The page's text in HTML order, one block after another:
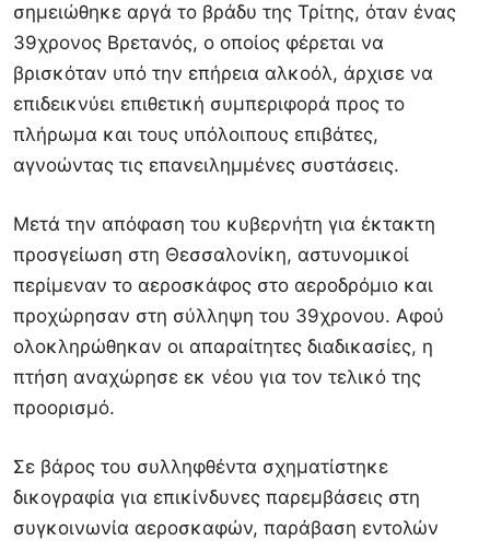
σημειώθηκε αργά το βράδυ της Τρίτης, όταν ένας
39χρονος Βρετανός, ο οποίος φέρεται να
βρισκόταν υπό την επήρεια αλκοόλ, άρχισε να
επιδεικνύει επιθετική συμπεριφορά προς το
πλήρωμα και τους υπόλοιπους επιβάτες,
αγνοώντας τις επανειλημμένες συστάσεις.
Μετά την απόφαση του κυβερνήτη για έκτακτη
προσγείωση στη Θεσσαλονίκη, αστυνομικοί
περίμεναν το αεροσκάφος στο αεροδρόμιο και
προχώρησαν στη σύλληψη του 39χρονου. Αφού
ολοκληρώθηκαν οι απαραίτητες διαδικασίες, η
πτήση αναχώρησε εκ νέου για τον τελικό της
προορισμό.
Σε βάρος του συλληφθέντα σχηματίστηκε
δικογραφία για επικίνδυνες παρεμβάσεις στη
συγκοινωνία αεροσκαφών, παράβαση εντολών